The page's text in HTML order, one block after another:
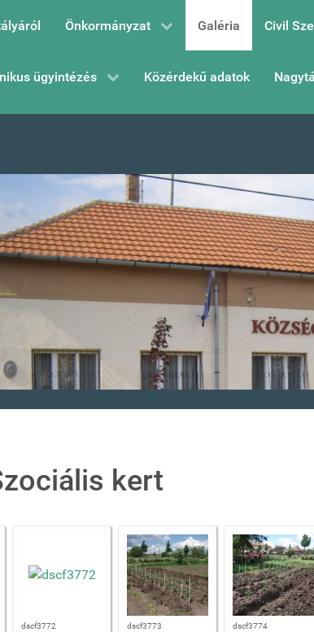
Önkormányzat Galéria Civil
ügyintézés Közérdekű adatok
kert
dscf3772 dscf3773 dscf3774